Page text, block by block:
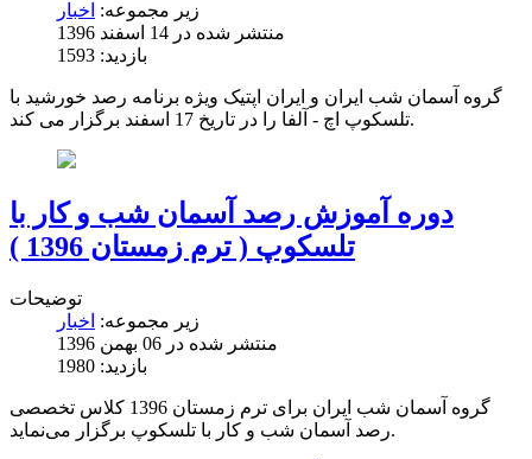
زیر مجموعه: اخبار
منتشر شده در 14 اسفند 1396
بازدید: 1593
گروه آسمان شب ایران و ایران اپتیک ویژه برنامه رصد خورشید با
تلسکوپ اچ - آلفا را در تاریخ 17 اسفند برگزار می کند.
دوره آموزش رصد آسمان شب و کار با
تلسکوپ ( ترم زمستان 1396 )
توضیحات
زیر مجموعه: اخبار
منتشر شده در 06 بهمن 1396
بازدید: 1980
گروه آسمان شب ایران برای ترم زمستان 1396 کلاس تخصصی
رصد آسمان شب و کار با تلسکوپ برگزار می‌نماید.